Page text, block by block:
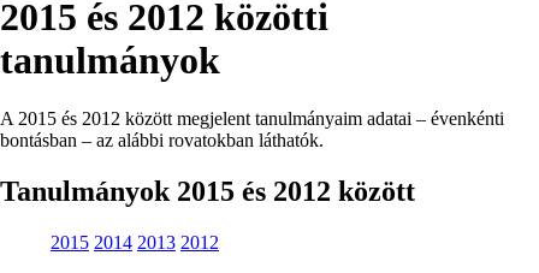
2015 és 2012 közötti
tanulmányok
A 2015 és 2012 között megjelent tanulmányaim adatai – évenkénti
bontásban – az alábbi rovatokban láthatók.
Tanulmányok 2015 és 2012 között
2015 2014 2013 2012